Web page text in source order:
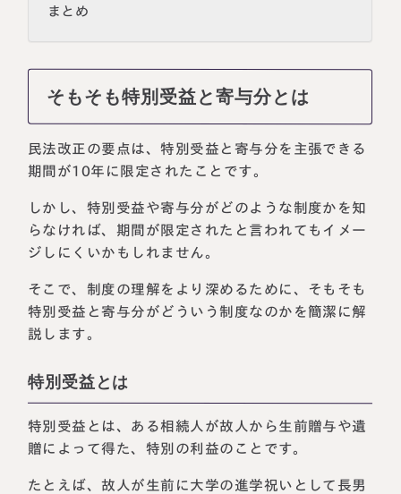
450-0002まとめ
そもそも特別受益と寄与分とは
民法改正の要点は、特別受益と寄与分を主張できる
期間が10年に限定されたことです。
しかし、特別受益や寄与分がどのような制度かを知
らなければ、期間が限定されたと言われてもイメー
ジしにくいかもしれません。
そこで、制度の理解をより深めるために、そもそも
特別受益と寄与分がどういう制度なのかを簡潔に解
説します。
特別受益とは
特別受益とは、ある相続人が故人から生前贈与や遺
贈によって得た、特別の利益のことです。
たとえば、故人が生前に大学の進学祝いとして長男